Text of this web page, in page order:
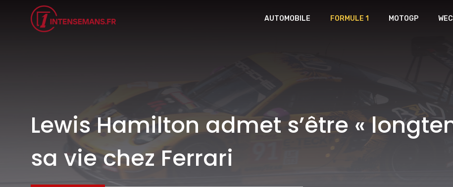
AUTOMOBILE FORMULE 1 MOTOGP WEC
Lewis Hamilton admet s’être «
sa vie chez Ferrari